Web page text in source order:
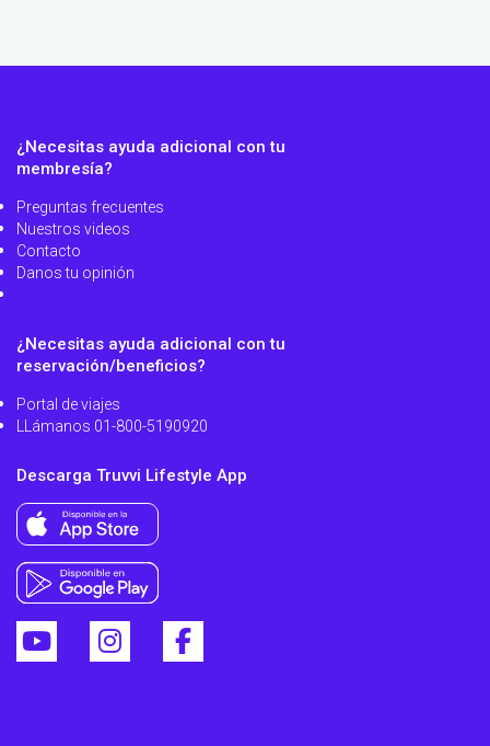
¿Necesitas ayuda adicional con tu
membresía?
Preguntas frecuentes
Nuestros videos
Contacto
Danos tu opinión
¿Necesitas ayuda adicional con tu
reservación/beneficios?
Portal de viajes
LLámanos 01-800-5190920
Descarga Truvvi Lifestyle App